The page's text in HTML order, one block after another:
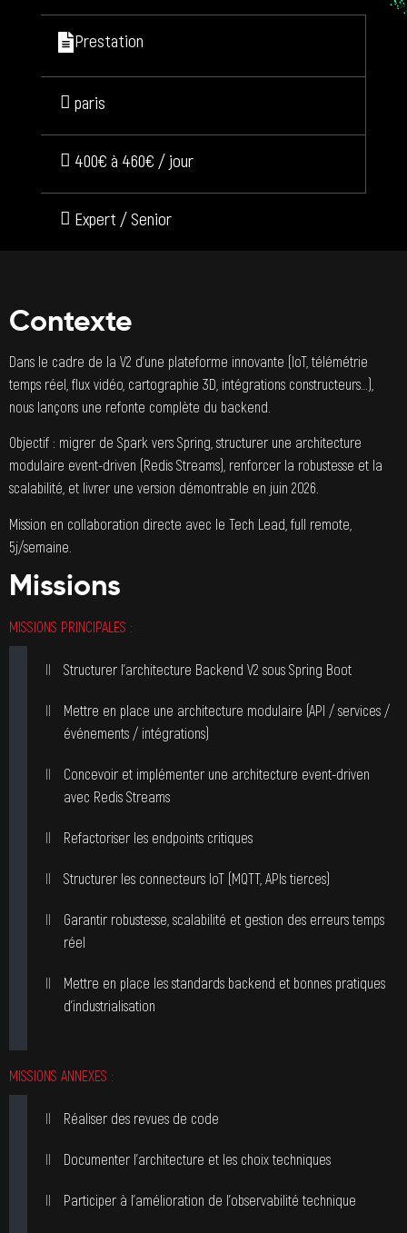
Prestation
paris
400€ à 460€ / jour
Expert / Senior
Contexte
Dans le cadre de la V2 d’une plateforme innovante (IoT, télémétrie
temps réel, flux vidéo, cartographie 3D, intégrations constructeurs…),
nous lançons une refonte complète du backend.
Objectif : migrer de Spark vers Spring, structurer une architecture
modulaire event-driven (Redis Streams), renforcer la robustesse et la
scalabilité, et livrer une version démontrable en juin 2026.
Mission en collaboration directe avec le Tech Lead, full remote,
5j/semaine.
Missions
MISSIONS PRINCIPALES :
Structurer l’architecture Backend V2 sous Spring Boot
Mettre en place une architecture modulaire (API / services /
événements / intégrations)
Concevoir et implémenter une architecture event-driven
avec Redis Streams
Refactoriser les endpoints critiques
Structurer les connecteurs IoT (MQTT, APIs tierces)
Garantir robustesse, scalabilité et gestion des erreurs temps
réel
Mettre en place les standards backend et bonnes pratiques
d’industrialisation
MISSIONS ANNEXES :
Réaliser des revues de code
Documenter l’architecture et les choix techniques
Participer à l’amélioration de l’observabilité technique